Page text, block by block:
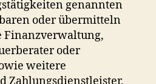
genannten
oder übermitteln
Finanzverwaltung,
oder
weitere
Zahlungsdienstleister.